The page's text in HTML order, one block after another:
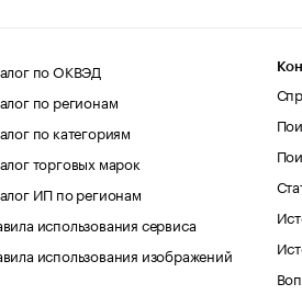
по ОКВЭД
по регионам
по категориям
торговых марок
ИП по регионам
использования сервиса
использования изображений